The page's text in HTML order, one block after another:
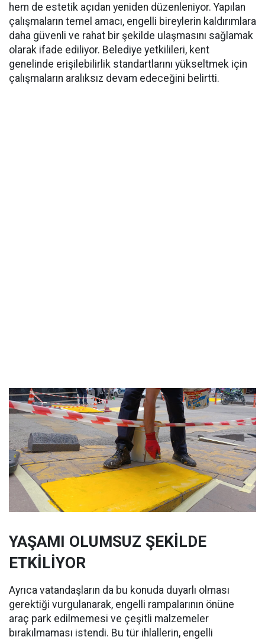
hem de estetik açıdan yeniden düzenleniyor. Yapılan
çalışmaların temel amacı, engelli bireylerin kaldırımlara
daha güvenli ve rahat bir şekilde ulaşmasını sağlamak
olarak ifade ediliyor. Belediye yetkilileri, kent
genelinde erişilebilirlik standartlarını yükseltmek için
çalışmaların aralıksız devam edeceğini belirtti.
YAŞAMI OLUMSUZ ŞEKİLDE
ETKİLİYOR
Ayrıca vatandaşların da bu konuda duyarlı olması
gerektiği vurgulanarak, engelli rampalarının önüne
araç park edilmemesi ve çeşitli malzemeler
bırakılmaması istendi. Bu tür ihlallerin, engelli